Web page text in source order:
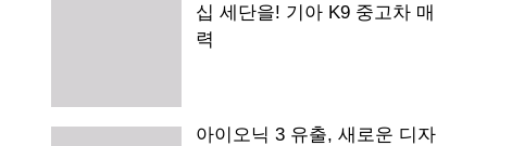
십 세단을! 기아 K9 중고차 매
력
아이오닉 3 유출, 새로운 디자